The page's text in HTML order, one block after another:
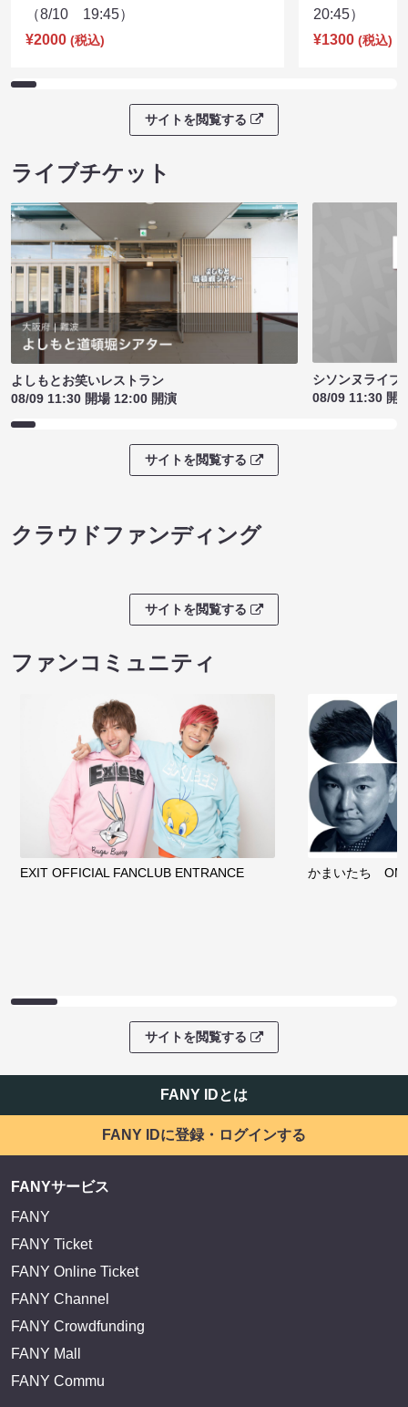
（8/10 19:45）
¥2000 (税込)
20:45）
¥1300 (税込)
サイトを閲覧する
ライブチケット
よしもとお笑いレストラン
08/09 11:30 開場 12:00 開演
シソンヌライ
08/09 11:30 開
サイトを閲覧する
クラウドファンディング
サイトを閲覧する
ファンコミュニティ
EXIT OFFICIAL FANCLUB ENTRANCE かまいたち
サイトを閲覧する
FANY IDとは
FANY IDに登録・ログインする
FANYサービス
FANY
FANY Ticket
FANY Online Ticket
FANY Channel
FANY Crowdfunding
FANY Mall
FANY Commu